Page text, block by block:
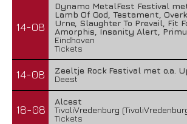
14-08
Dynamo MetalFest Festival
Lamb Of God, Testament,
Urne, Slaughter To Prevail, Fit
Amorphis, Insanity Alert,
Eindhoven
Tickets
14-08
Zeeltje Rock Festival met o.a.
Deest
18-08
Alcest
TivoliVredenburg
Tickets